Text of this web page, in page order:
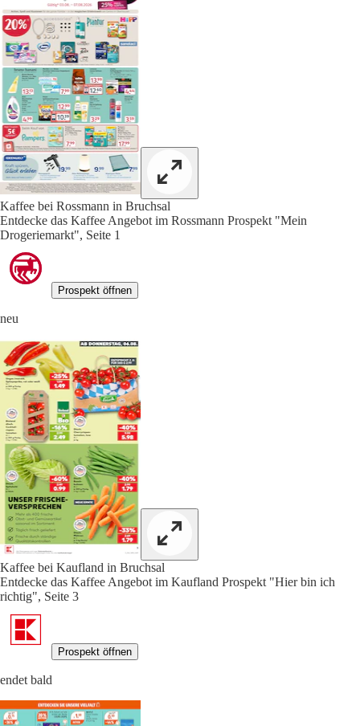
Kaffee bei Rossmann in Bruchsal
Entdecke das Kaffee Angebot im Rossmann Prospekt "Mein
Drogeriemarkt", Seite 1
Prospekt öffnen
neu
Kaffee bei Kaufland in Bruchsal
Entdecke das Kaffee Angebot im Kaufland Prospekt "Hier bin ich
richtig", Seite 3
Prospekt öffnen
endet bald